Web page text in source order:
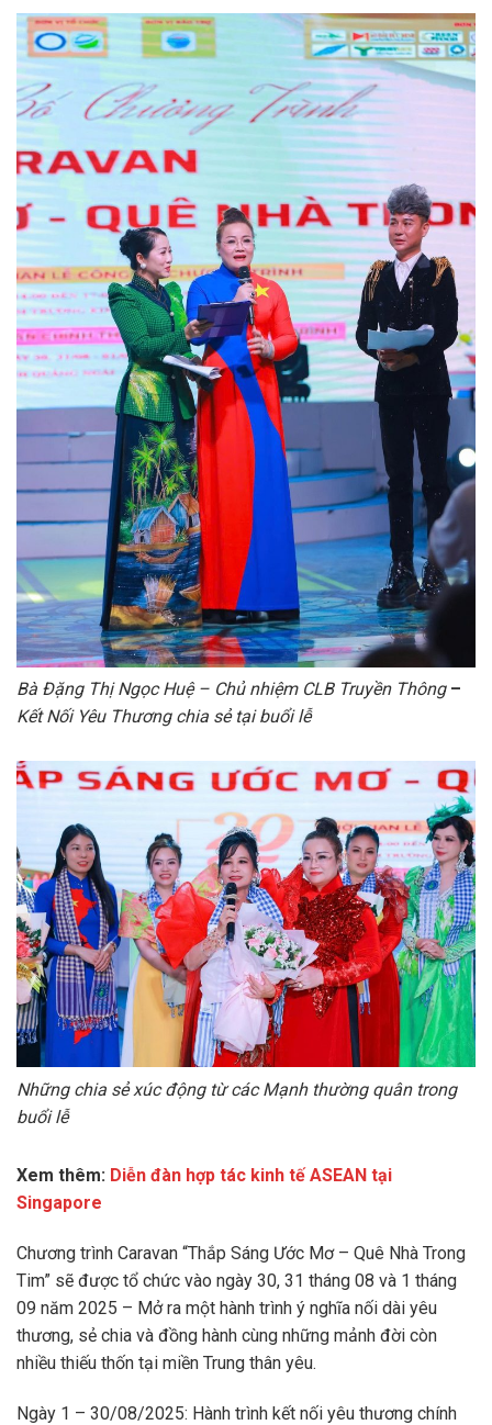
Bà Đặng Thị Ngọc Huệ – Chủ nhiệm CLB Truyền Thông –
Kết Nối Yêu Thương chia sẻ tại buổi lễ
Những chia sẻ xúc động từ các Mạnh thường quân trong
buổi lễ
Xem thêm: Diễn đàn hợp tác kinh tế ASEAN tại
Singapore
Chương trình Caravan “Thắp Sáng Ước Mơ – Quê Nhà Trong
Tim” sẽ được tổ chức vào ngày 30, 31 tháng 08 và 1 tháng
09 năm 2025 – Mở ra một hành trình ý nghĩa nối dài yêu
thương, sẻ chia và đồng hành cùng những mảnh đời còn
nhiều thiếu thốn tại miền Trung thân yêu.
Ngày 1 – 30/08/2025: Hành trình kết nối yêu thương chính